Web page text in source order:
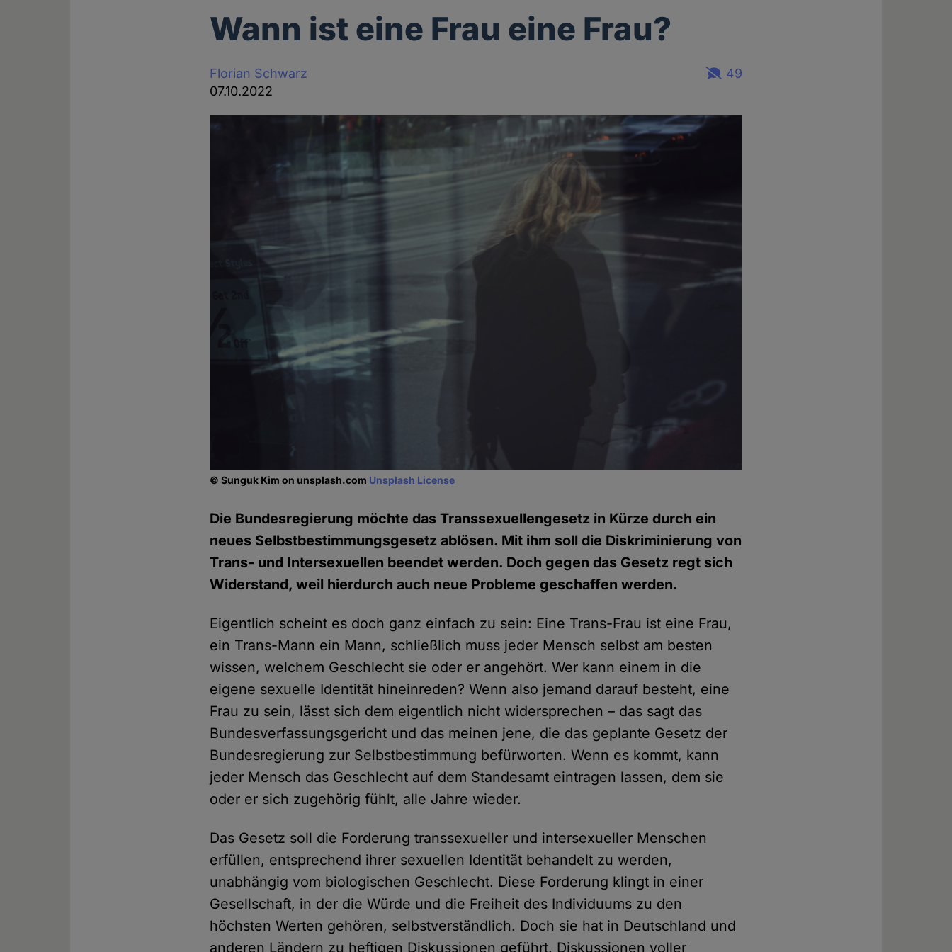
Wann ist eine Frau eine Frau?
Florian Schwarz
07.10.2022
49
© Sunguk Kim on unsplash.com Unsplash License
Die Bundesregierung möchte das Transsexuellengesetz in Kürze durch ein
neues Selbstbestimmungsgesetz ablösen. Mit ihm soll die Diskriminierung von
Trans- und Intersexuellen beendet werden. Doch gegen das Gesetz regt sich
Widerstand, weil hierdurch auch neue Probleme geschaffen werden.
Eigentlich scheint es doch ganz einfach zu sein: Eine Trans-Frau ist eine Frau,
ein Trans-Mann ein Mann, schließlich muss jeder Mensch selbst am besten
wissen, welchem Geschlecht sie oder er angehört. Wer kann einem in die
eigene sexuelle Identität hineinreden? Wenn also jemand darauf besteht, eine
Frau zu sein, lässt sich dem eigentlich nicht widersprechen – das sagt das
Bundesverfassungsgericht und das meinen jene, die das geplante Gesetz der
Bundesregierung zur Selbstbestimmung befürworten. Wenn es kommt, kann
jeder Mensch das Geschlecht auf dem Standesamt eintragen lassen, dem sie
oder er sich zugehörig fühlt, alle Jahre wieder.
Das Gesetz soll die Forderung transsexueller und intersexueller Menschen
erfüllen, entsprechend ihrer sexuellen Identität behandelt zu werden,
unabhängig vom biologischen Geschlecht. Diese Forderung klingt in einer
Gesellschaft, in der die Würde und die Freiheit des Individuums zu den
höchsten Werten gehören, selbstverständlich. Doch sie hat in Deutschland und
anderen Ländern zu heftigen Diskussionen geführt. Diskussionen voller